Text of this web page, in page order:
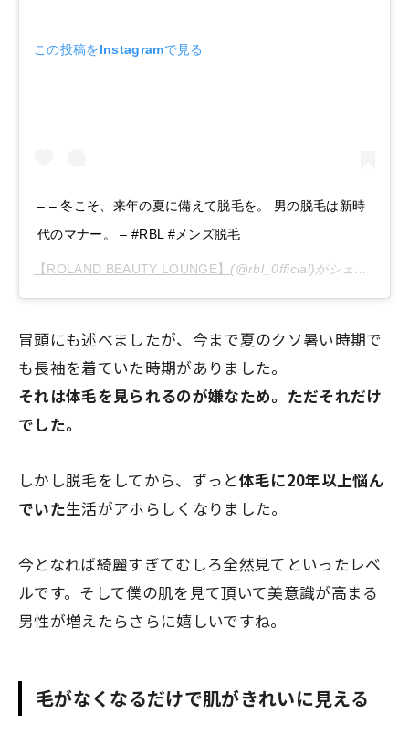
この投稿をInstagramで見る
– – 冬こそ、来年の夏に備えて脱毛を。 男の脱毛は新時
代のマナー。 – #RBL #メンズ脱毛
【ROLAND BEAUTY LOUNGE】 (@rbl_0fficial)がシェアした投稿 –
冒頭にも述べましたが、 今まで夏のクソ暑い時期で
も長袖を着ていた時期がありました。
それは体毛を見られるのが嫌なため。ただそれだけ
でした。
しかし脱毛をしてから、ずっと体毛に20年以上悩ん
でいた生活がアホらしくなりました。
今となれば綺麗すぎてむしろ全然見てといったレベ
ルです。そして僕の肌を見て頂いて美意識が高まる
男性が増えたらさらに嬉しいですね。
毛がなくなるだけで肌がきれいに見える